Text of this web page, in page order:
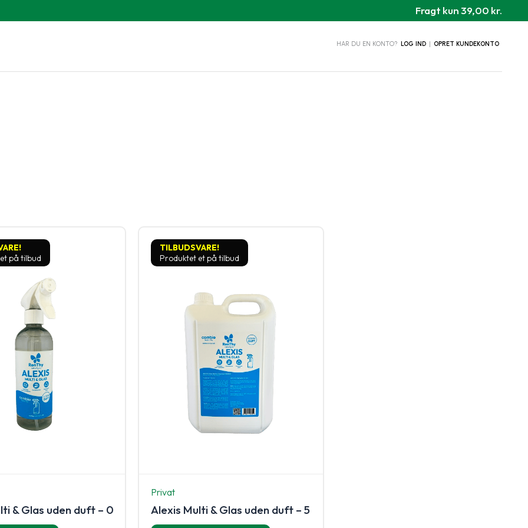
Fragt kun 39,00 kr.
HAR DU EN KONTO? LOG IND | OPRET KUNDEKONTO
på tilbud
& Glas uden duft – 0,5 L
TILBUDSVARE!
Produktet et på tilbud
Privat
Alexis Multi & Glas uden duft – 5 L